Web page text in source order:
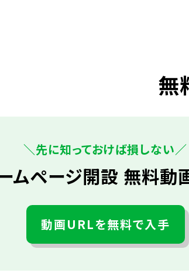
無
＼先に知っておけば損しない／
ムページ開設 無料動
動画URLを無料で入手